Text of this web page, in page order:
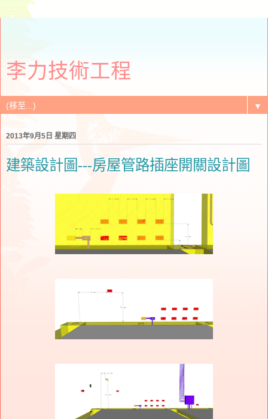
李力技術工程
▼
2013年9月5日 星期四
建築設計圖---房屋管路插座開關設計圖